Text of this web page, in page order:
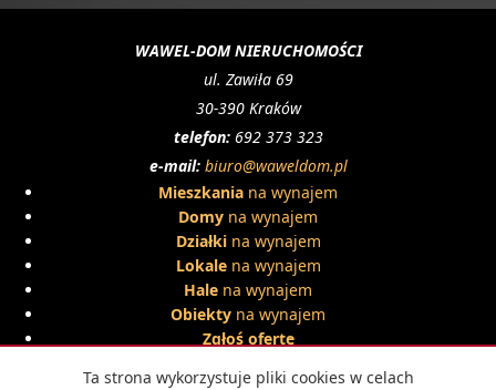
WAWEL-DOM NIERUCHOMOŚCI
ul. Zawiła 69
30-390 Kraków
telefon:692 373 323
e-mail: biuro@waweldom.pl
Mieszkania na wynajem
Domy na wynajem
Działkina wynajem
Lokalena wynajem
Hale na wynajem
Obiekty na wynajem
Zgłoś ofertę
Ta strona wykorzystuje pliki cookies w celach